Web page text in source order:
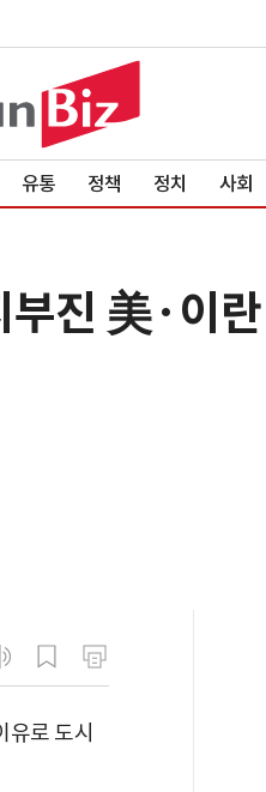
유통 정책 정치 사회
진 美·이란
로 도시